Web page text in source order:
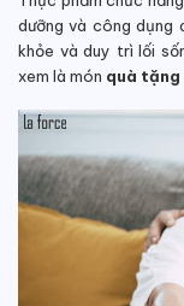
dưỡng và công dụng
khỏe và duy trì lối
xem là món quà tặng